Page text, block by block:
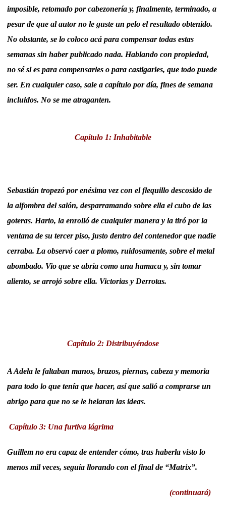
imposible, retomado por cabezonería y, finalmente, terminado, a
pesar de que al autor no le guste un pelo el resultado obtenido.
No obstante, se lo coloco acá para compensar todas estas
semanas sin haber publicado nada. Hablando con propiedad,
no sé si es para compensarles o para castigarles, que todo puede
ser. En cualquier caso, sale a capítulo por día, fines de semana
incluidos. No se me atraganten.
Capítulo 1: Inhabitable
Sebastián tropezó por enésima vez con el flequillo descosido de
la alfombra del salón, desparramando sobre ella el cubo de las
goteras. Harto, la enrolló de cualquier manera y la tiró por la
ventana de su tercer piso, justo dentro del contenedor que nadie
cerraba. La observó caer a plomo, ruidosamente, sobre el metal
abombado. Vio que se abría como una hamaca y, sin tomar
aliento, se arrojó sobre ella. Victorias y Derrotas.
Capítulo 2: Distribuyéndose
A Adela le faltaban manos, brazos, piernas, cabeza y memoria
para todo lo que tenía que hacer, así que salió a comprarse un
abrigo para que no se le helaran las ideas.
Capítulo 3: Una furtiva lágrima
Guillem no era capaz de entender cómo, tras haberla visto lo
menos mil veces, seguía llorando con el final de “Matrix”.
(continuará)